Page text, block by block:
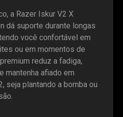
a Razer Iskur V2 X
dá suporte durante longas
você confortável em
ou em momentos de
reduz a fadiga,
mantenha afiado em
seja plantando a bomba ou